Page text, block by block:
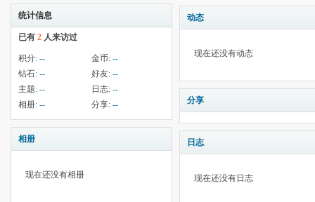
统计信息
已有 2 人来访过
积分: -- 金币: --
钻石: -- 好友: --
主题: -- 日志: --
相册: -- 分享: --
相册
现在还没有相册
动态
现在还没有动态
分享
日志
现在还没有日志